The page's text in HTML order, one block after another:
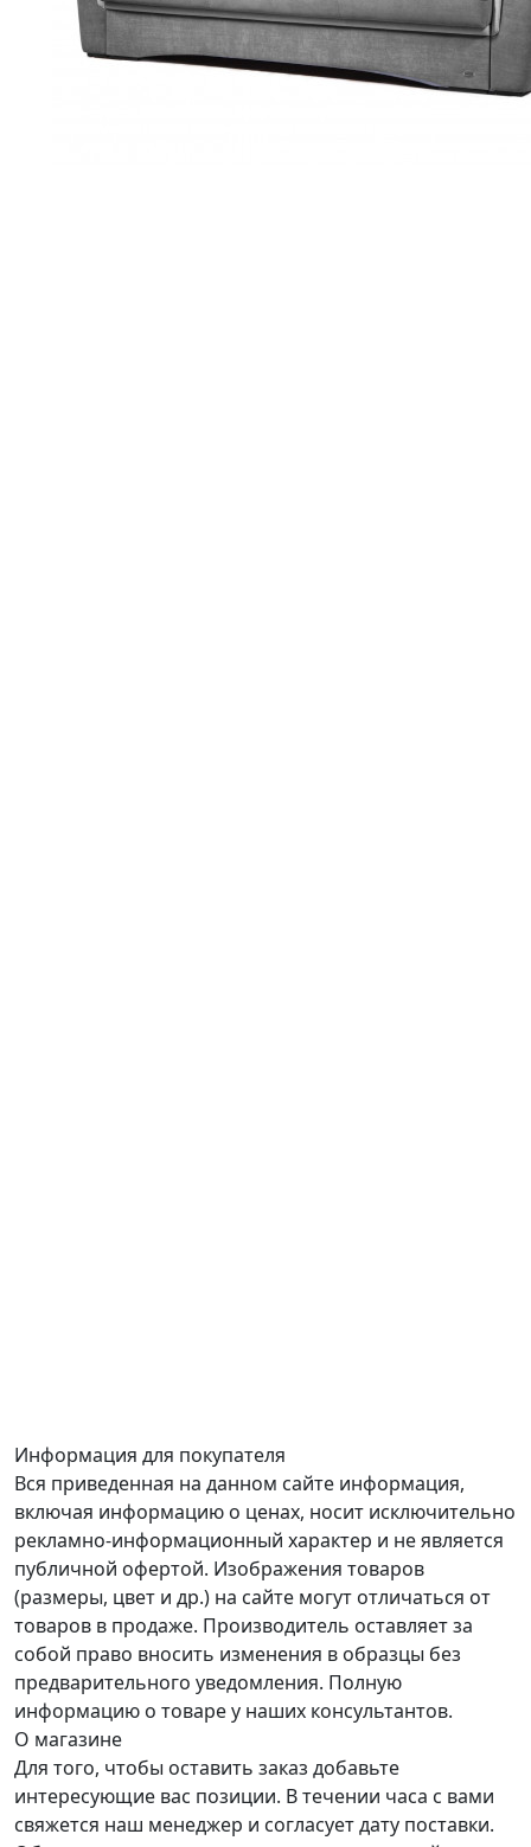
Информация для покупателя
Вся приведенная на данном сайте информация,
включая информацию о ценах, носит исключительно
рекламно-информационный характер и не является
публичной офертой. Изображения товаров
(размеры, цвет и др.) на сайте могут отличаться от
товаров в продаже. Производитель оставляет за
собой право вносить изменения в образцы без
предварительного уведомления. Полную
информацию о товаре у наших консультантов.
О магазине
Для того, чтобы оставить заказ добавьте
интересующие вас позиции. В течении часа с вами
свяжется наш менеджер и согласует дату поставки.